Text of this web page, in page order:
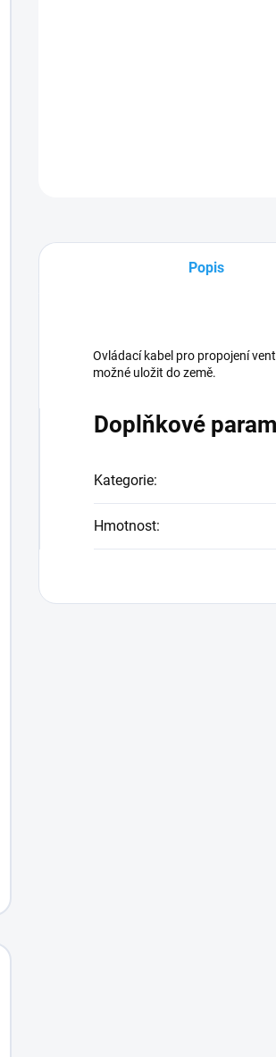
Popis
Ovládací kabel pro propojení
možné uložit do země.
Doplňkové
Kategorie:
Hmotnost: